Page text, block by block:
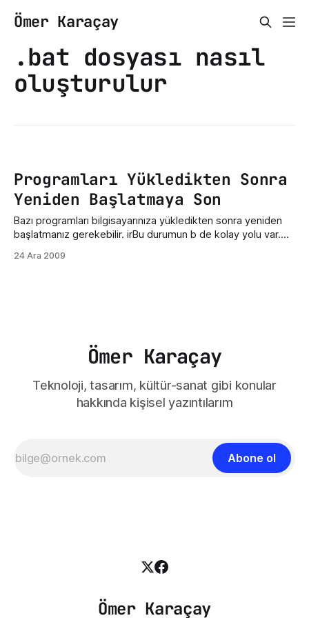
Ömer Karaçay
.bat dosyası nasıl
oluşturulur
Programları Yükledikten Sonra
Yeniden Başlatmaya Son
Bazı programları bilgisayarınıza yükledikten sonra yeniden
başlatmanız gerekebilir. irBu durumun b de kolay yolu var.
bilgisayarı yeniden başlatmanıza gerek kalmıyacak. Ancak
24 Ara 2009
Ömer Karaçay
Teknoloji, tasarım, kültür-sanat gibi konular
hakkında kişisel yazıntılarım
Abone ol
Ömer Karaçay